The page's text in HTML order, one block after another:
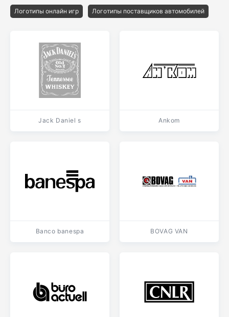
Логотипы онлайн игр Логотипы поставщиков автомобилей
Jack Daniel s Ankom
Banco banespa BOVAG VAN